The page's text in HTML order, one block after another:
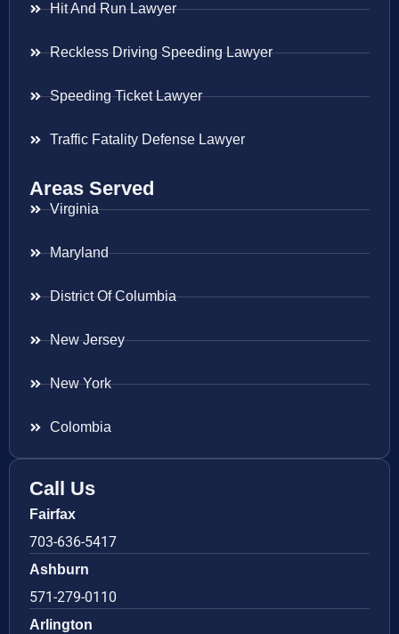
Hit And Run Lawyer
Reckless Driving Speeding Lawyer
Speeding Ticket Lawyer
Traffic Fatality Defense Lawyer
Areas Served
Virginia
Maryland
District Of Columbia
New Jersey
New York
Colombia
Call Us
Fairfax
703-636-5417
Ashburn
571-279-0110
Arlington